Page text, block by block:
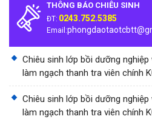
THÔNG BÁO CHIÊU SINH
ĐT: 0243.752.5385
Email:
Chiêu sinh lớp bồi dưỡng
làm ngạch thanh tra viên chính
Chiêu sinh lớp bồi dưỡng
làm ngạch thanh tra viên chính